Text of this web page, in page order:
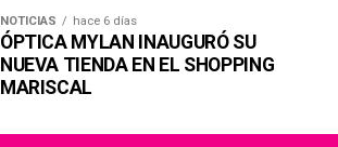
NOTICIAS hace 6 días
ÓPTICA MYLAN INAUGURÓ SU
NUEVA TIENDA EN EL SHOPPING
MARISCAL